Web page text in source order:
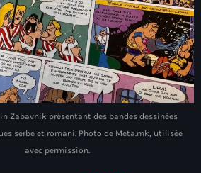
Zabavnik présentant des bandes dessinées
serbe et romani. Photo de Meta.mk, utilisée
avec permission.